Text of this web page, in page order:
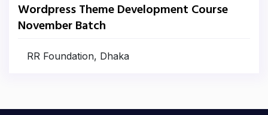
Wordpress Theme Development Course
November Batch
RR Foundation, Dhaka